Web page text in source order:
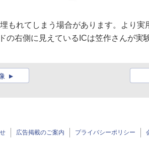
もれてしまう場合があります。より実
の右側に見えているICは笠作さんが実
広告掲載のご案内 プライバシーポリシー